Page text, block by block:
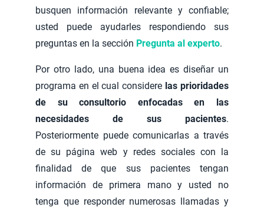
busquen información relevante y confiable;
usted puede ayudarles respondiendo sus
preguntas en la sección Pregunta al experto.
Por otro lado, una buena idea es diseñar un
programa en el cual considere las prioridades
de su consultorio enfocadas en las
necesidades de sus pacientes.
Posteriormente puede comunicarlas a través
de su página web y redes sociales con la
finalidad de que sus pacientes tengan
información de primera mano y usted no
tenga que responder numerosas llamadas y